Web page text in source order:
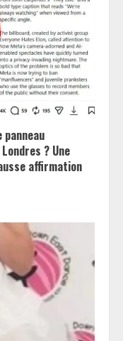
? Une
affirmation